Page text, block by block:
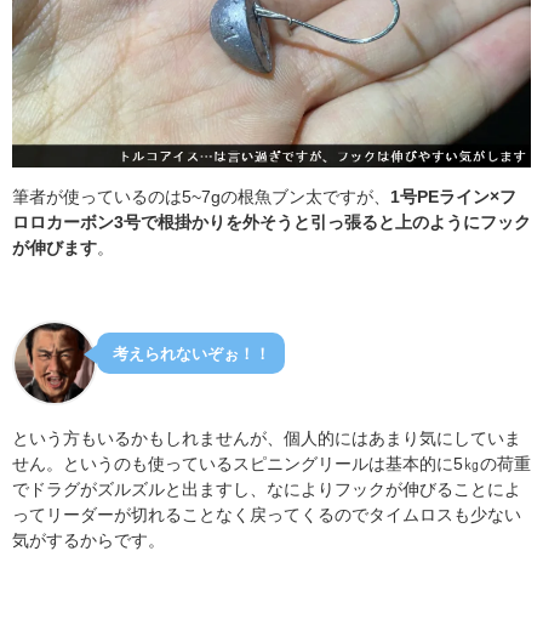
筆者が使っているのは5~7gの根魚ブン太ですが、 1号PEライン×フ
ロロカーボン3号で根掛かりを外そうと引っ張ると上のようにフック
が伸びます。
考えられないぞぉ！！
という方もいるかもしれませんが、個人的にはあまり気にしていま
せん。というのも使っているスピニングリールは基本的に5㎏の荷重
でドラグがズルズルと出ますし、なによりフックが伸びることによ
ってリーダーが切れることなく戻ってくるのでタイムロスも少ない
気がするからです。